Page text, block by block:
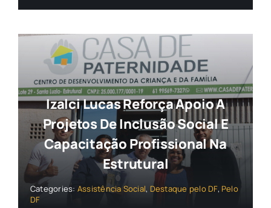
Izalci Lucas Reforça Apoio A
Projetos De Inclusão Social E
Capacitação Profissional Na
Estrutural
Categories: Assistência Social, Destaque pelo DF, Pelo
DF